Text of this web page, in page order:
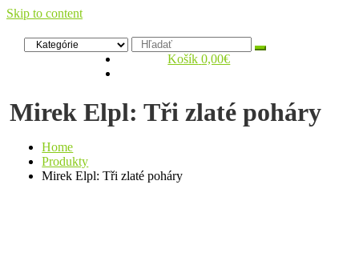
Skip to content
Zelený dom
Antikvariát Košík 0,00€
Mirek Elpl: Tři zlaté poháry
Home
Produkty
Mirek Elpl: Tři zlaté poháry